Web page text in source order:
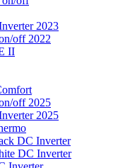
2023
off 2022
II
off 2025
2025
DC Inverter
DC Inverter